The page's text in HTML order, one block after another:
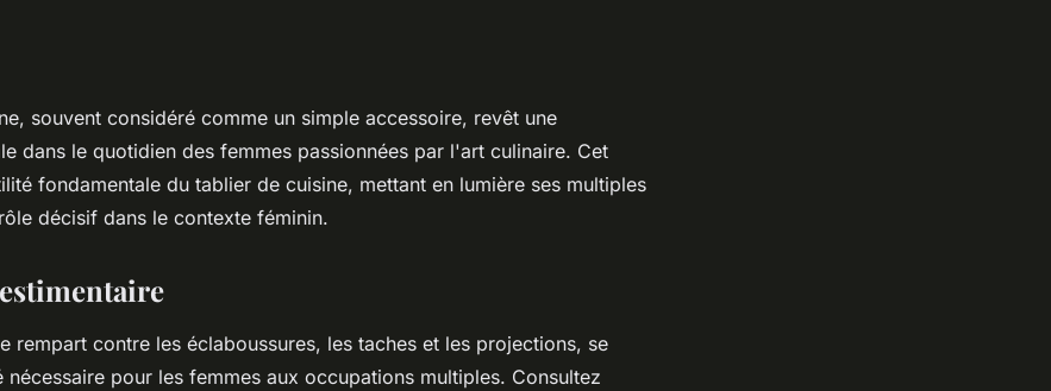
tablier de
souvent considéré comme un simple accessoire, revêt une
dans le quotidien des femmes passionnées par l'art culinaire. Cet
fondamentale du tablier de cuisine, mettant en lumière ses multiples
décisif dans le contexte féminin.
rempart contre les éclaboussures, les taches et les projections, se
nécessaire pour les femmes aux occupations multiples. Consultez